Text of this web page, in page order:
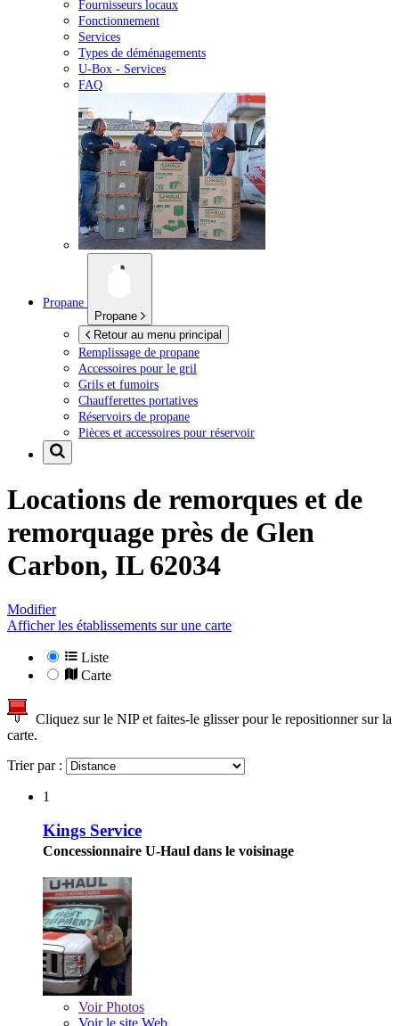
Fournisseurs locaux
Fonctionnement
Services
Types de déménagements
U-Box - Services
FAQ
Propane
Propane
Retour au menu principal
Remplissage de propane
Accessoires pour le gril
Grils et fumoirs
Chaufferettes portatives
Réservoirs de propane
Pièces et accessoires pour réservoir
Locations de remorques et de
remorquage près de Glen
Carbon, IL 62034
Modifier
Afficher les établissements sur une carte
Liste
Carte
Cliquez sur le NIP et faites-le glisser pour le repositionner sur la
carte.
Trier par :
1
Kings Service
Concessionnaire U-Haul dans le voisinage
VoirPhotos
Voir le site Web